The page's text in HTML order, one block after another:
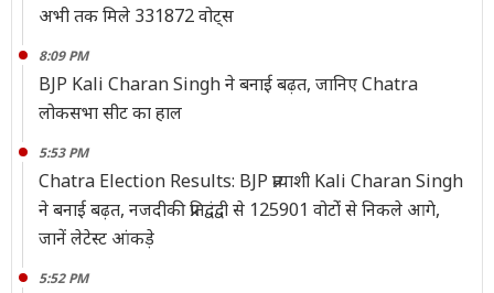
अभी तक मिले 331872 वोट्स
8:09 PM
BJP Kali Charan Singh ने बनाई बढ़त, जानिए Chatra
लोकसभा सीट का हाल
5:53 PM
Chatra Election Results: BJP प्रत्याशी Kali Charan Singh
ने बनाई बढ़त, नजदीकी प्रतिद्वंद्वी से 125901 वोटोंं से निकले आगे,
जानें लेटेस्ट आंकड़े
5:52 PM